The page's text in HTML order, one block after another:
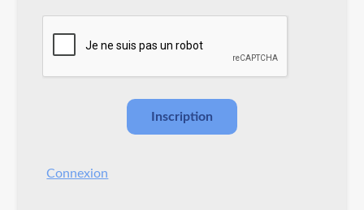
Connexion